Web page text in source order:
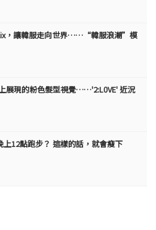
，讓韓服走向世界……“韓服浪潮”模
展現的粉色髮型視覺……'2:L0VE' 近況
上12點跑步？ 這樣的話，就會瘦下